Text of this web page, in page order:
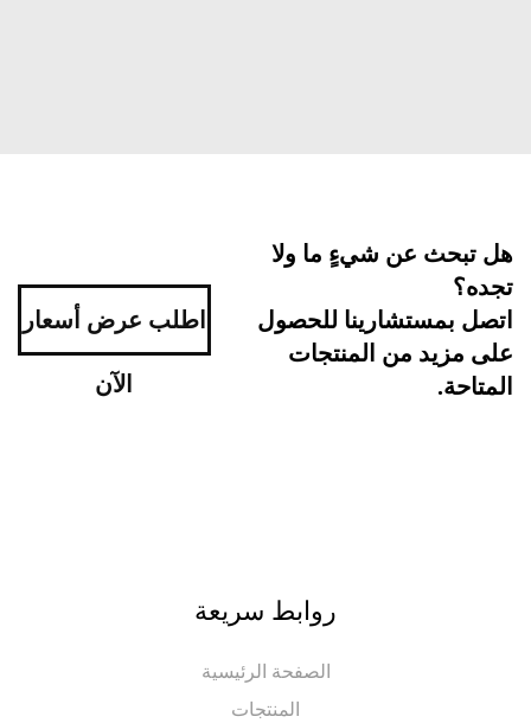
عن شيءٍ ما ولا
بمستشارينا للحصول
مزيد من المنتجات
اطلب عرض أسعار
روابط سريعة
الصفحة الرئيسية
المنتجات